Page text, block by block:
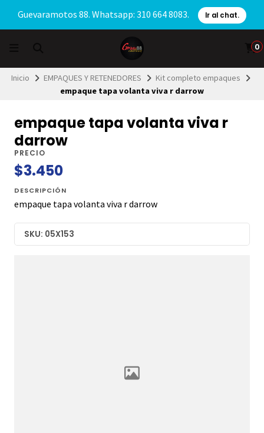
Guevaramotos 88. Whatsapp: 310 664 8083. Ir al chat.
0
Inicio EMPAQUES Y RETENEDORES
Kit completo empaques
empaque tapa volanta viva r darrow
empaque tapa volanta viva r
darrow
PRECIO
$3.450
DESCRIPCIÓN
empaque tapa volanta viva r darrow
SKU: 05X153